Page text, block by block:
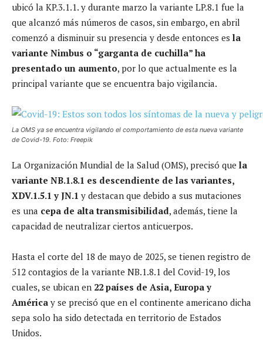
ubicó la KP.3.1.1. y durante marzo la variante LP.8.1 fue la
que alcanzó más números de casos, sin embargo, en abril
comenzó a disminuir su presencia y desde entonces es la
variante Nimbus o “garganta de cuchilla” ha
presentado un aumento, por lo que actualmente es la
principal variante que se encuentra bajo vigilancia.
La OMS ya se encuentra vigilando el comportamiento de esta nueva variante
de Covid-19. Foto: Freepik
La Organización Mundial de la Salud (OMS), precisó que la
variante NB.1.8.1 es descendiente de las variantes,
XDV.1.5.1 y JN.1 y destacan que debido a sus mutaciones
es una cepa de alta transmisibilidad, además, tiene la
capacidad de neutralizar ciertos anticuerpos.
Hasta el corte del 18 de mayo de 2025, se tienen registro de
512 contagios de la variante NB.1.8.1 del Covid-19, los
cuales, se ubican en 22 países de Asia, Europa y
América y se precisó que en el continente americano dicha
sepa solo ha sido detectada en territorio de Estados
Unidos.